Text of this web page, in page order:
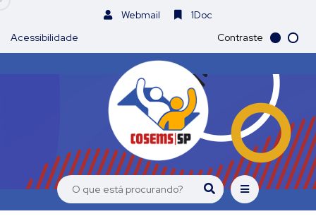
Webmail
1Doc
Acessibilidade
Contraste